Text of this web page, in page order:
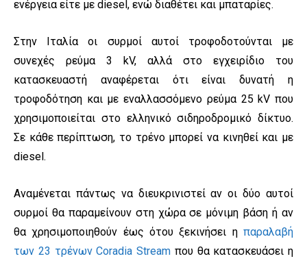
ενέργεια είτε με diesel, ενώ διαθέτει και μπαταρίες.
Στην Ιταλία οι συρμοί αυτοί τροφοδοτούνται με
συνεχές ρεύμα 3 kV, αλλά στο εγχειρίδιο του
κατασκευαστή αναφέρεται ότι είναι δυνατή η
τροφοδότηση και με εναλλασσόμενο ρεύμα 25 kV που
χρησιμοποιείται στο ελληνικό σιδηροδρομικό δίκτυο.
Σε κάθε περίπτωση, το τρένο μπορεί να κινηθεί και με
diesel.
Αναμένεται πάντως να διευκρινιστεί αν οι δύο αυτοί
συρμοί θα παραμείνουν στη χώρα σε μόνιμη βάση ή αν
θα χρησιμοποιηθούν έως ότου ξεκινήσει η παραλαβή
των 23 τρένων Coradia Stream που θα κατασκευάσει η